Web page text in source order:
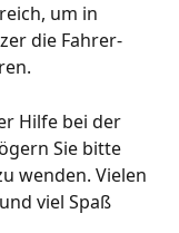
um in
die Fahrer-
Hilfe bei der
Sie bitte
wenden. Vielen
viel Spaß